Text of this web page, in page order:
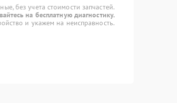
без учета стоимости запчастей.
на бесплатную диагностику.
и укажем на неисправность.